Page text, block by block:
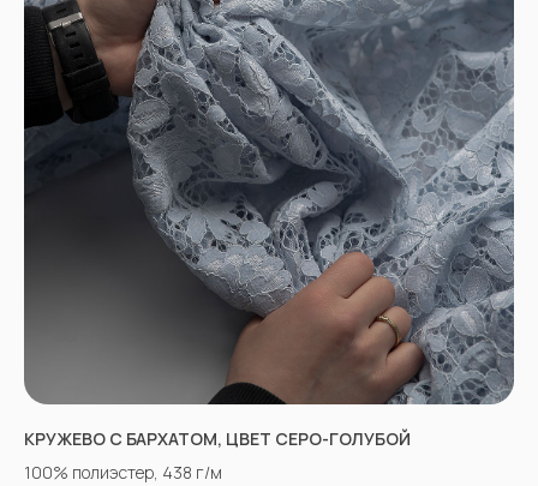
КРУЖЕВО С БАРХАТОМ, ЦВЕТ СЕРО-ГОЛУБОЙ
100% полиэстер, 438 г/м